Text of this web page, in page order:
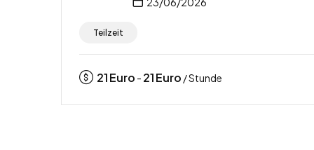
Teilzeit
21Euro - 21Euro / Stunde